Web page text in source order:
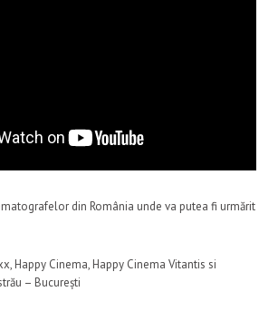
din România unde va putea fi urmărit
Happy Cinema, Happy Cinema Vitantis si
– București